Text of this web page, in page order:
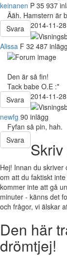
keinanen P 35 937
Ääh. Hamstern är
Svara
2014-11-
Alissa F 32 487 inlägg
Den är så fin!
Tack babe O.E :*
Svara
2014-11-
newfg 90 inlägg
Fyfan så pin, hah.
Svara
Hej! Innan du skriver
om att du faktiskt
kommer inte att gå
minuter - känns det
och frågor, vi älskar
Den här
drömtjej!